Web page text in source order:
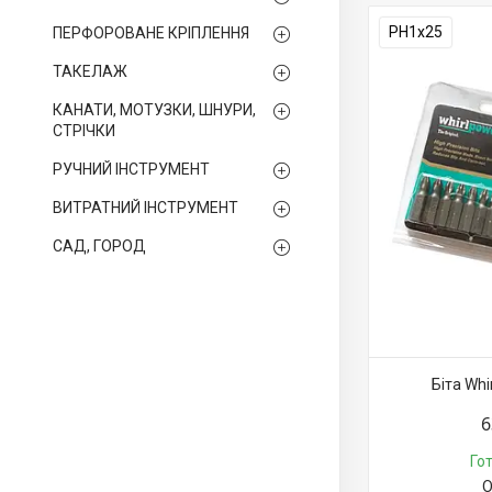
ПЕРФОРОВАНЕ КРІПЛЕННЯ
ТАКЕЛАЖ
КАНАТИ, МОТУЗКИ, ШНУРИ,
СТРІЧКИ
РУЧНИЙ ІНСТРУМЕНТ
ВИТРАТНИЙ ІНСТРУМЕНТ
САД, ГОРОД
PH1х25
Біта